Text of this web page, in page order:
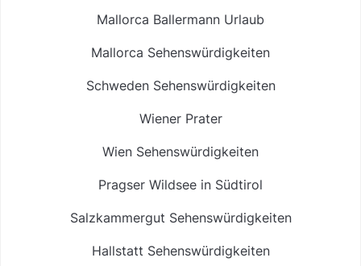
Mallorca Ballermann Urlaub
Mallorca Sehenswürdigkeiten
Schweden Sehenswürdigkeiten
Wiener Prater
Wien Sehenswürdigkeiten
Pragser Wildsee in Südtirol
Salzkammergut Sehenswürdigkeiten
Hallstatt Sehenswürdigkeiten